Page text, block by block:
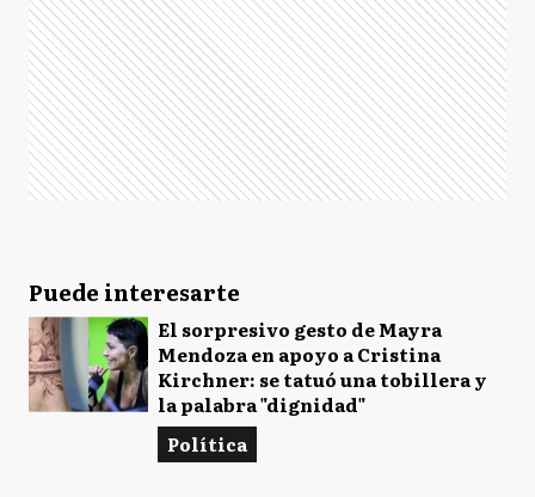
Puede interesarte
El sorpresivo gesto de Mayra
Mendoza en apoyo a Cristina
Kirchner: se tatuó una tobillera y
la palabra "dignidad"
Política